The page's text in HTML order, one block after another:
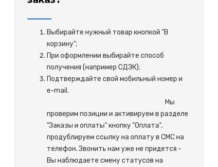
Выбирайте нужный товар кнопкой "В
корзину";
При оформлении выбирайте способ
получения (например СДЭК);
Подтверждайте свой мобильный номер и
e-mail.
Мы
проверим позиции и активируем в разделе
"Заказы и оплаты" кнопку "Оплата",
продублируем ссылку на оплату в СМС на
телефон. Звонить нам уже не придется -
Вы наблюдаете смену статусов на